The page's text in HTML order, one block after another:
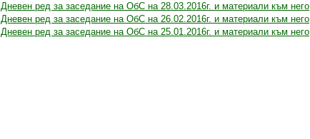
Дневен ред за заседание на ОбС на 28.03.2016г. и материали към него
Дневен ред за заседание на ОбС на 26.02.2016г. и материали към него
Дневен ред за заседание на ОбС на 25.01.2016г. и материали към него